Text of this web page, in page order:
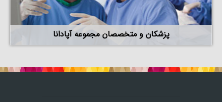
پزشکان و متخصصان مجموعه آپادانا